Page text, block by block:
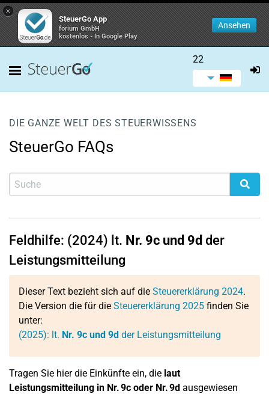
×
SteuerGo App
forium GmbH
kostenlos - In Google Play
Ansehen
22
DIE GANZE WELT DES STEUERWISSENS
SteuerGo FAQs
Feldhilfe: (2024) lt. Nr. 9c und 9d der
Leistungsmitteilung
Dieser Text bezieht sich auf die Steuererklärung 2024.
Die Version die für die Steuererklärung 2025 finden Sie
unter:
(2025): lt. Nr. 9c und 9d der Leistungsmitteilung
Tragen Sie hier die Einkünfte ein, die laut
Leistungsmitteilung in Nr. 9c oder Nr. 9d ausgewiesen